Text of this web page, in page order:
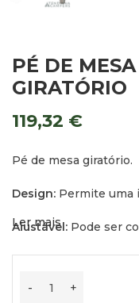
PÉ DE
GIRATÓRIO
119,32 €
Pé de mesa giratório.
Design: Permite uma
Ajustável: Pode ser
Ler mais